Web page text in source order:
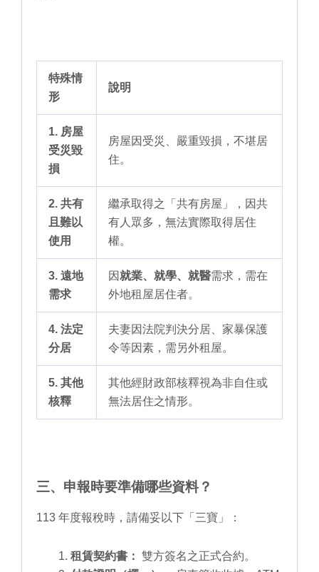
特殊情
形
說明
1. 房屋
受災毀
損
房屋因受災、嚴重毀損，不堪居
住。
2. 共有
且難以
使用
繼承取得之「共有房屋」，因共
有人眾多，無法實際取得居住
權。
3. 遠地
需求
因就業、就學、就醫需求，需在
外地租屋居住者。
4. 法定
分居
夫妻因法院判決分居、家暴保護
令等因素，需另外租屋。
5. 其他
核釋
其他經財政部核釋視為非自住或
無法居住之情形。
三、申報時要準備哪些資料？
113 年度報稅時，請備妥以下「三寶」：
租賃契約書： 雙方簽名之正式合約。